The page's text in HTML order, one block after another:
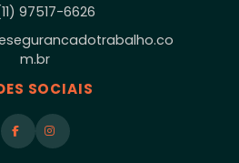
97517-6626
m.br
SOCIAIS